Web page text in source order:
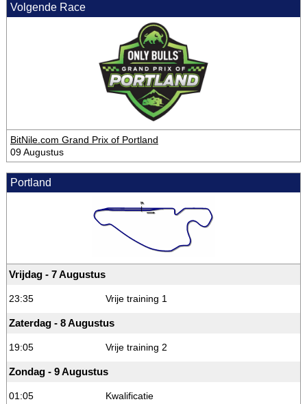
Volgende Race
BitNile.com Grand Prix of Portland
09 Augustus
Portland
Vrijdag - 7 Augustus
23:35 Vrije training 1
Zaterdag - 8 Augustus
19:05 Vrije training 2
Zondag - 9 Augustus
01:05 Kwalificatie